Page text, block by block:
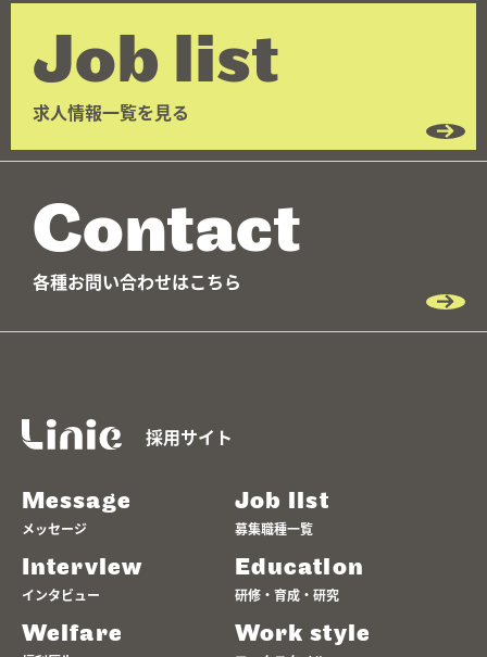
Contact
各種お問い合わせはこちら
Job list
求人情報一覧を見る
採用サイト
Message
メッセージ
Job list
募集職種一覧
Interview
インタビュー
Education
研修・育成・研究
Welfare Work style